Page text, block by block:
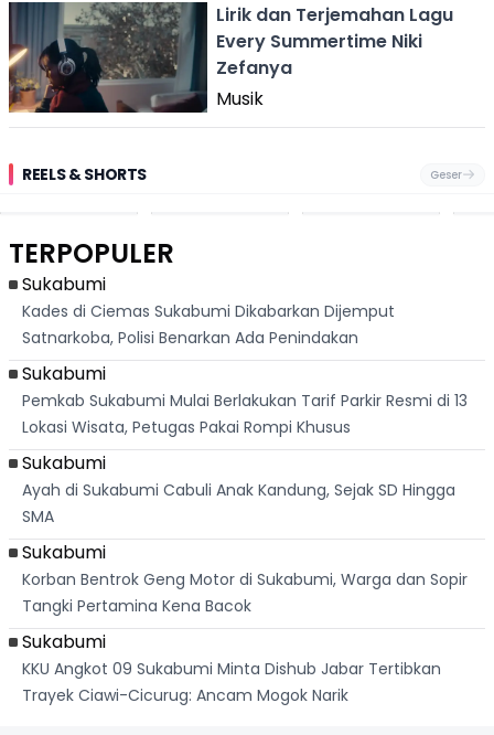
Lirik dan Terjemahan Lagu
Every Summertime Niki
Zefanya
Musik
REELS & SHORTS Geser
Festival Ekstrem
Banteng
"Bang Messi"
TERPOPULER
Sukabumi
Kades di Ciemas Sukabumi Dikabarkan Dijemput
Satnarkoba, Polisi Benarkan Ada Penindakan
Sukabumi
Pemkab Sukabumi Mulai Berlakukan Tarif Parkir Resmi di 13
Lokasi Wisata, Petugas Pakai Rompi Khusus
Sukabumi
Ayah di Sukabumi Cabuli Anak Kandung, Sejak SD Hingga
SMA
Sukabumi
Korban Bentrok Geng Motor di Sukabumi, Warga dan Sopir
Tangki Pertamina Kena Bacok
Sukabumi
KKU Angkot 09 Sukabumi Minta Dishub Jabar Tertibkan
Trayek Ciawi-Cicurug: Ancam Mogok Narik